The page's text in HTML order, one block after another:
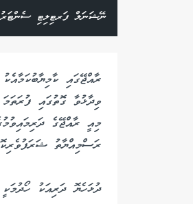
ނޭޝަނަލް ފަރޓިލިޓި
މިއީ ރާއްޖޭގެ
ރަސްމިއްޔާތު
ދުޅަހެޔޮ ދަރިއަކު